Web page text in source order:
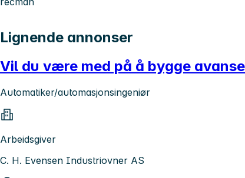
Lignende annonser
Vil du være med på å bygge
Automatiker/automasjonsingeniør
Arbeidsgiver
C. H. Evensen Industriovner AS